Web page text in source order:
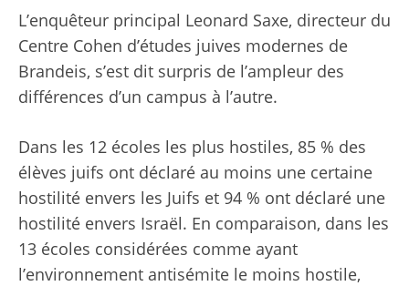
L’enquêteur principal Leonard Saxe, directeur du
Centre Cohen d’études juives modernes de
Brandeis, s’est dit surpris de l’ampleur des
différences d’un campus à l’autre.
Dans les 12 écoles les plus hostiles, 85 % des
élèves juifs ont déclaré au moins une certaine
hostilité envers les Juifs et 94 % ont déclaré une
hostilité envers Israël. En comparaison, dans les
13 écoles considérées comme ayant
l’environnement antisémite le moins hostile,